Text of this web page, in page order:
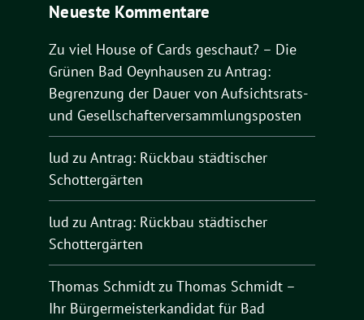
Neueste Kommentare
Zu viel House of Cards geschaut? – Die
Grünen Bad Oeynhausen zu Antrag:
Begrenzung der Dauer von Aufsichtsrats-
und Gesellschafterversammlungsposten
lud zu Antrag: Rückbau städtischer
Schottergärten
lud zu Antrag: Rückbau städtischer
Schottergärten
Thomas Schmidtzu Thomas Schmidt –
Ihr Bürgermeisterkandidat für Bad